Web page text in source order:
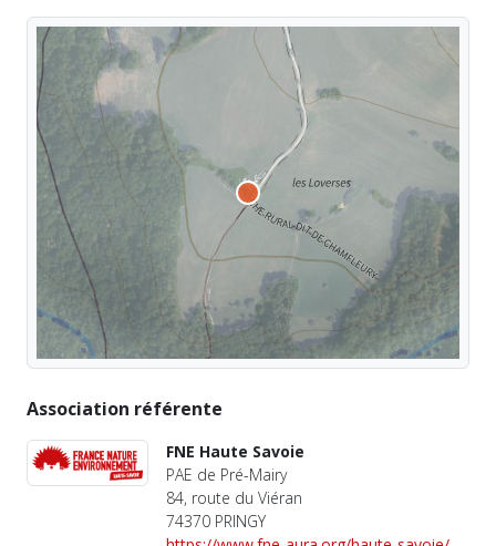
Association référente
FNE Haute Savoie
PAE de Pré-Mairy
84, route du Viéran
74370 PRINGY